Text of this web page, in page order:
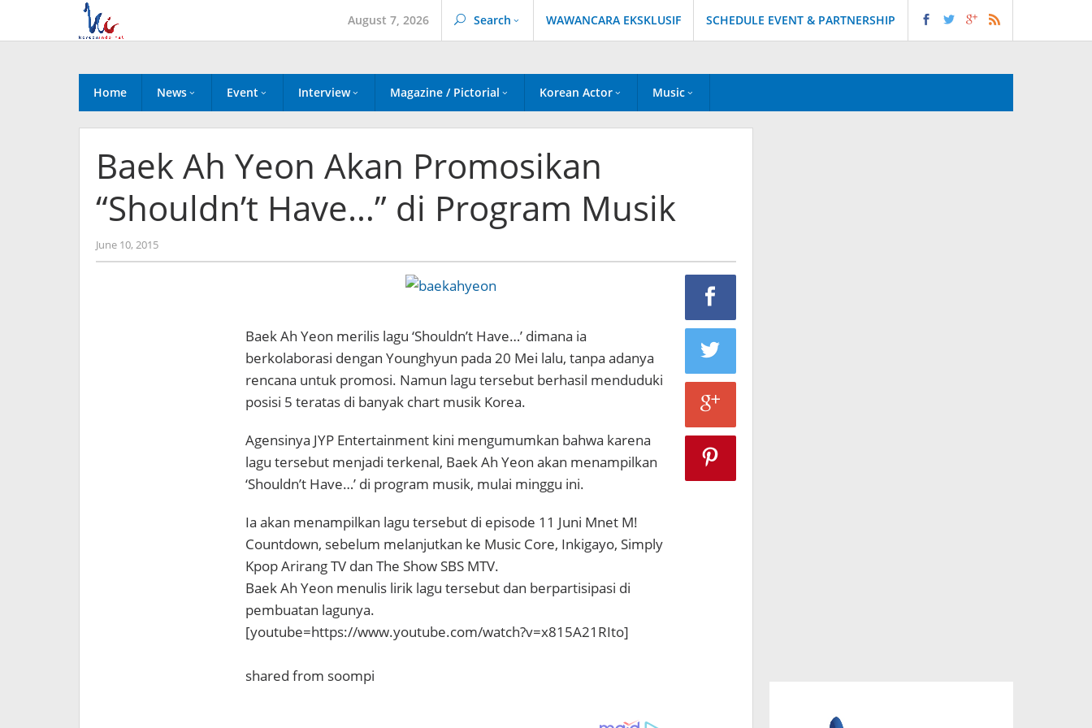
content
August 7, 2026 Search WAWANCARA EKSKLUSIF SCHEDULE EVENT & PARTNERSHIP
Home News Event Interview Magazine / Pictorial Korean Actor Music
Baek Ah Yeon Akan Promosikan
“Shouldn’t Have…” di Program Musik
June 10, 2015by
Koreanindo
Baek Ah Yeon merilis lagu ‘Shouldn’t Have…’ dimana ia
berkolaborasi dengan Younghyun pada 20 Mei lalu, tanpa adanya
rencana untuk promosi. Namun lagu tersebut berhasil menduduki
posisi 5 teratas di banyak chart musik Korea.
Agensinya JYP Entertainment kini mengumumkan bahwa karena
lagu tersebut menjadi terkenal, Baek Ah Yeon akan menampilkan
‘Shouldn’t Have…’ di program musik, mulai minggu ini.
Ia akan menampilkan lagu tersebut di episode 11 Juni Mnet M!
Countdown, sebelum melanjutkan ke Music Core, Inkigayo, Simply
Kpop Arirang TV dan The Show SBS MTV.
Baek Ah Yeon menulis lirik lagu tersebut dan berpartisipasi di
pembuatan lagunya.
[youtube=https://www.youtube.com/watch?v=x815A21RIto]
shared from soompi